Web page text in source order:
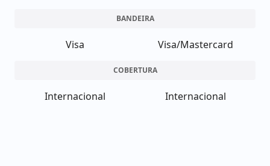
BANDEIRA
Visa Visa/Mastercard
COBERTURA
Internacional Internacional